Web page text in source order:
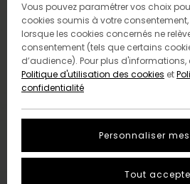
Vous pouvez paramétrer vos choix
cookies soumis à votre
lorsque les cookies concernés ne
consentement (tels que certains
d’audience). Pour plus d'informations,
Politique d'utilisation des cookies et
confidentialité
Personnaliser
Tout